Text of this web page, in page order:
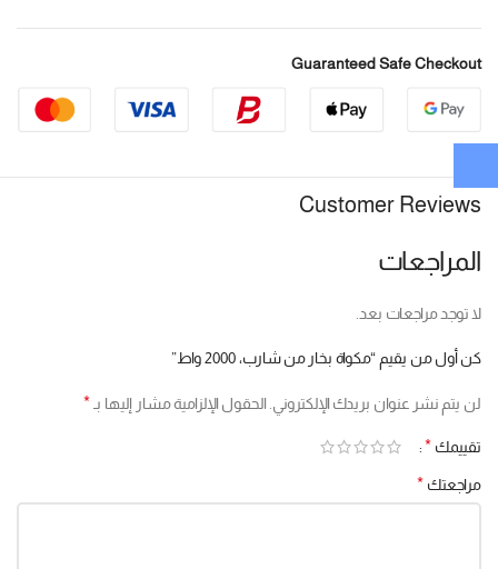
Guaranteed Safe Checkout
Customer Reviews
المراجعات
لا توجد مراجعات بعد.
كن أول من يقيم “مكواة بخار من شارب، 2000 واط”
لن يتم نشر عنوان بريدك الإلكتروني. الحقول الإلزامية مشار إليها بـ *
تقييمك *
مراجعتك *